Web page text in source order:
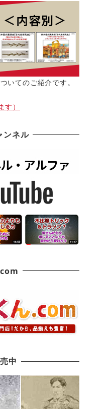
いてのご紹介です。
）
ンネル
中